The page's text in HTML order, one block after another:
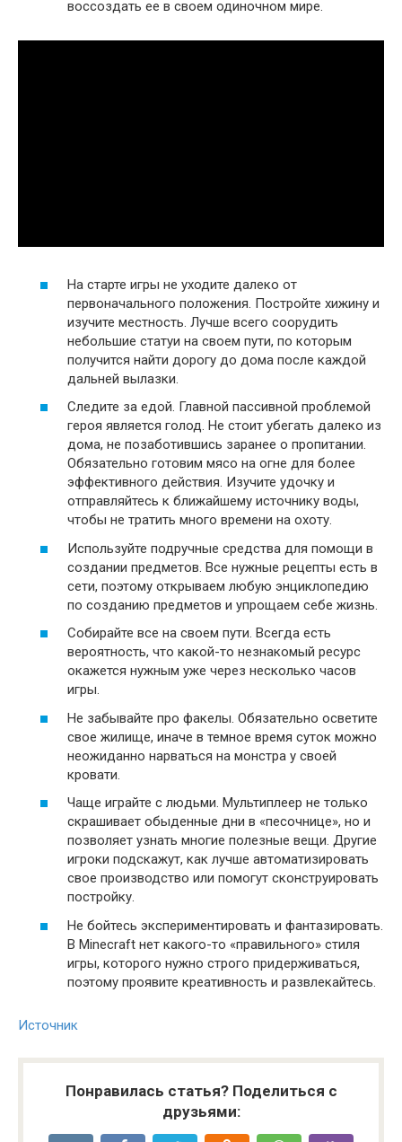
воссоздать ее в своем одиночном мире.
На старте игры не уходите далеко от
первоначального положения. Постройте хижину и
изучите местность. Лучше всего соорудить
небольшие статуи на своем пути, по которым
получится найти дорогу до дома после каждой
дальней вылазки.
Следите за едой. Главной пассивной проблемой
героя является голод. Не стоит убегать далеко из
дома, не позаботившись заранее о пропитании.
Обязательно готовим мясо на огне для более
эффективного действия. Изучите удочку и
отправляйтесь к ближайшему источнику воды,
чтобы не тратить много времени на охоту.
Используйте подручные средства для помощи в
создании предметов. Все нужные рецепты есть в
сети, поэтому открываем любую энциклопедию
по созданию предметов и упрощаем себе жизнь.
Собирайте все на своем пути. Всегда есть
вероятность, что какой-то незнакомый ресурс
окажется нужным уже через несколько часов
игры.
Не забывайте про факелы. Обязательно осветите
свое жилище, иначе в темное время суток можно
неожиданно нарваться на монстра у своей
кровати.
Чаще играйте с людьми. Мультиплеер не только
скрашивает обыденные дни в «песочнице», но и
позволяет узнать многие полезные вещи. Другие
игроки подскажут, как лучше автоматизировать
свое производство или помогут сконструировать
постройку.
Не бойтесь экспериментировать и фантазировать.
В Minecraft нет какого-то «правильного» стиля
игры, которого нужно строго придерживаться,
поэтому проявите креативность и развлекайтесь.
Источник
Понравилась статья? Поделиться с
друзьями: